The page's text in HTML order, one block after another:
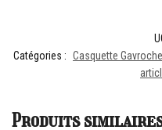
Catégories : Casquette Gavroche
Produits